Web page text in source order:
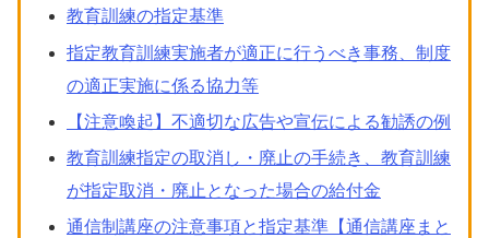
教育訓練の指定基準
指定教育訓練実施者が適正に行うべき事務、制度
の適正実施に係る協力等
【注意喚起】不適切な広告や宣伝による勧誘の例
教育訓練指定の取消し・廃止の手続き、教育訓練
が指定取消・廃止となった場合の給付金
通信制講座の注意事項と指定基準【通信講座まと